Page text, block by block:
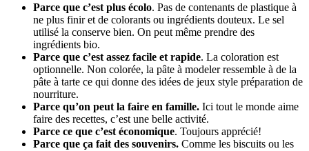
Parce que c’est plus écolo. Pas de contenants de plastique à
ne plus finir et de colorants ou ingrédients douteux. Le sel
utilisé la conserve bien. On peut même prendre des
ingrédients bio.
Parce que c’est assez facile et rapide. La coloration est
optionnelle. Non colorée, la pâte à modeler ressemble à de la
pâte à tarte ce qui donne des idées de jeux style préparation de
nourriture.
Parce qu’on peut la faire en famille. Ici tout le monde aime
faire des recettes, c’est une belle activité.
Parce ce que c’est économique. Toujours apprécié!
Parce que ça fait des souvenirs. Comme les biscuits ou les